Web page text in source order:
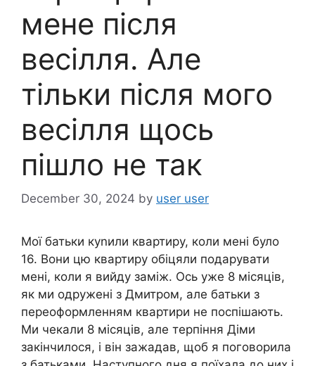
мене після
весілля. Але
тільки після мого
весілля щось
пішло не так
December 30, 2024 by user user
Мої батьки куnили квартиру, коли мені було
16. Вони цю квартиру обіцяли подарувати
мені, коли я вийду заміж. Ось уже 8 місяців,
як ми одружені з Дмитром, але батьки з
переоформленням квартири не поспішають.
Ми чекали 8 місяців, але терпіння Діми
закінчилося, і він зажадав, щоб я поговорила